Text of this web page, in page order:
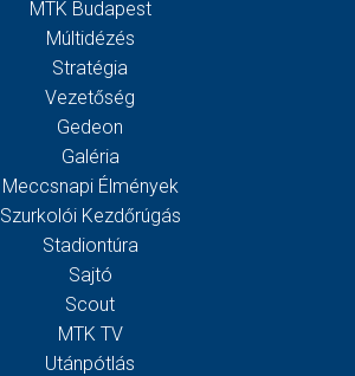
MTK Budapest
Múltidézés
Stratégia
Vezetőség
Gedeon
Galéria
Meccsnapi Élmények
Szurkolói Kezdőrúgás
Stadiontúra
Sajtó
Scout
MTK TV
Utánpótlás